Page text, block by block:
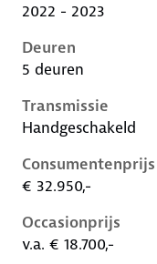
2022 - 2023
Deuren
5 deuren
Transmissie
Handgeschakeld
Consumentenprijs
€ 32.950,-
Occasionprijs
v.a. € 18.700,-